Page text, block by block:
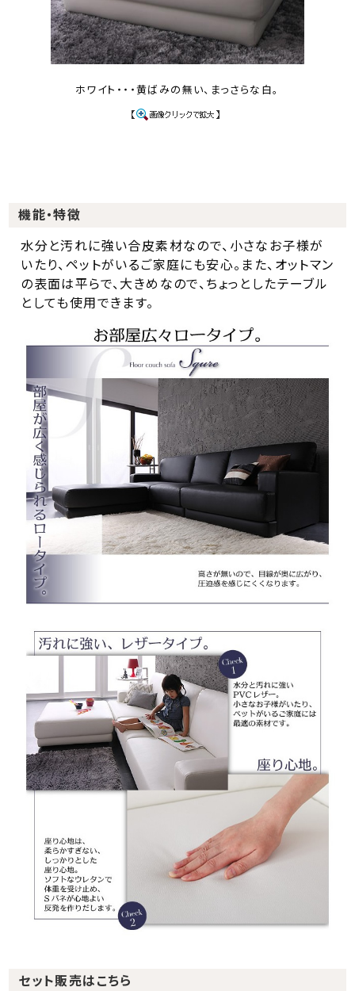
ホワイト・・・黄ばみの無い、まっさらな白。
機能・特徴
水分と汚れに強い合皮素材なので、小さなお子様が
いたり、ペットがいるご家庭にも安心。また、オットマン
の表面は平らで、大きめなので、ちょっとしたテーブル
としても使用できます。
セット販売はこちら